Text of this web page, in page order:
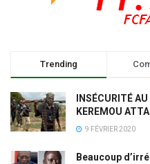
Trending
INSÉCURITÉ
KEREMOU
9 FÉVRIER 2020
Beaucoup